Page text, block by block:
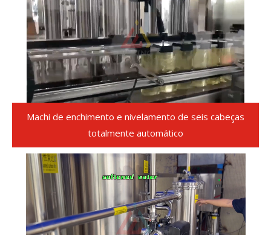
Machi de enchimento e nivelamento de seis cabeças
totalmente automático